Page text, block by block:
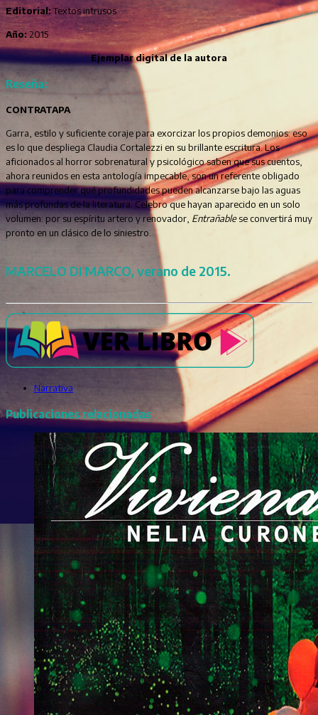
Editorial:Textos intrusos
Año: 2015
Ejemplar digital de la autora
Reseña:
CONTRATAPA
Garra, estilo y suficiente coraje para exorcizar los propios demonios: eso
es lo que despliega Claudia Cortalezzi en su brillante escritura. Los
aficionados al horror sobrenatural y psicológico saben que sus cuentos,
ahora reunidos en esta antología impecable, son un referente obligado
para comprender qué profundidades pueden alcanzarse bajo las aguas
más profundas de la literatura. Celebro que hayan aparecido en un solo
volumen: por su espíritu artero y renovador, Entrañablese convertirá muy
pronto en un clásico de lo siniestro.
MARCELO DI MARCO, verano de 2015.
Narrativa
Publicaciones relacionadas